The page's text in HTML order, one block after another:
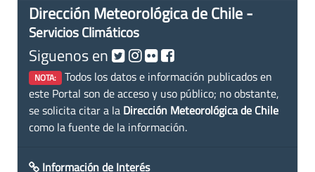
Dirección Meteorológica de Chile -
Servicios Climáticos
Siguenos en
NOTA: Todos los datos e información publicados en
este Portal son de acceso y uso público; no obstante,
se solicita citar a la Dirección Meteorológica de Chile
como la fuente de la información.
Información de Interés